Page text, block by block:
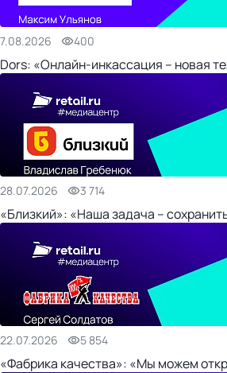
7.08.2026 400
Dors: «Онлайн-инкассация – новая
28.07.2026 3 714
«Близкий»: «Наша задача –
22.07.2026 5 854
«Фабрика качества»: «Мы можем